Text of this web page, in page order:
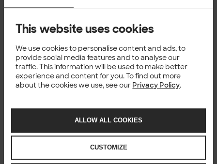
This website uses cookies
We use cookies to personalise content and ads, to
provide social media features and to analyse our
traffic. This information will be used to make better
experience and content for you. To find out more
about the cookies we use, see our Privacy Policy.
ALLOW ALL COOKIES
CUSTOMIZE
erfarenhet inom industri- och detaljhandelssektorer
skapar mervärde för kunderna.
underlättar dessutom molnimplementering och gör
integrationen av avancerade MDM-lösningar enkel och
smidig.
Solita’s connected data services
För mer information
Solita, Linda Borelius, Senior Vice President, Data Sweden,